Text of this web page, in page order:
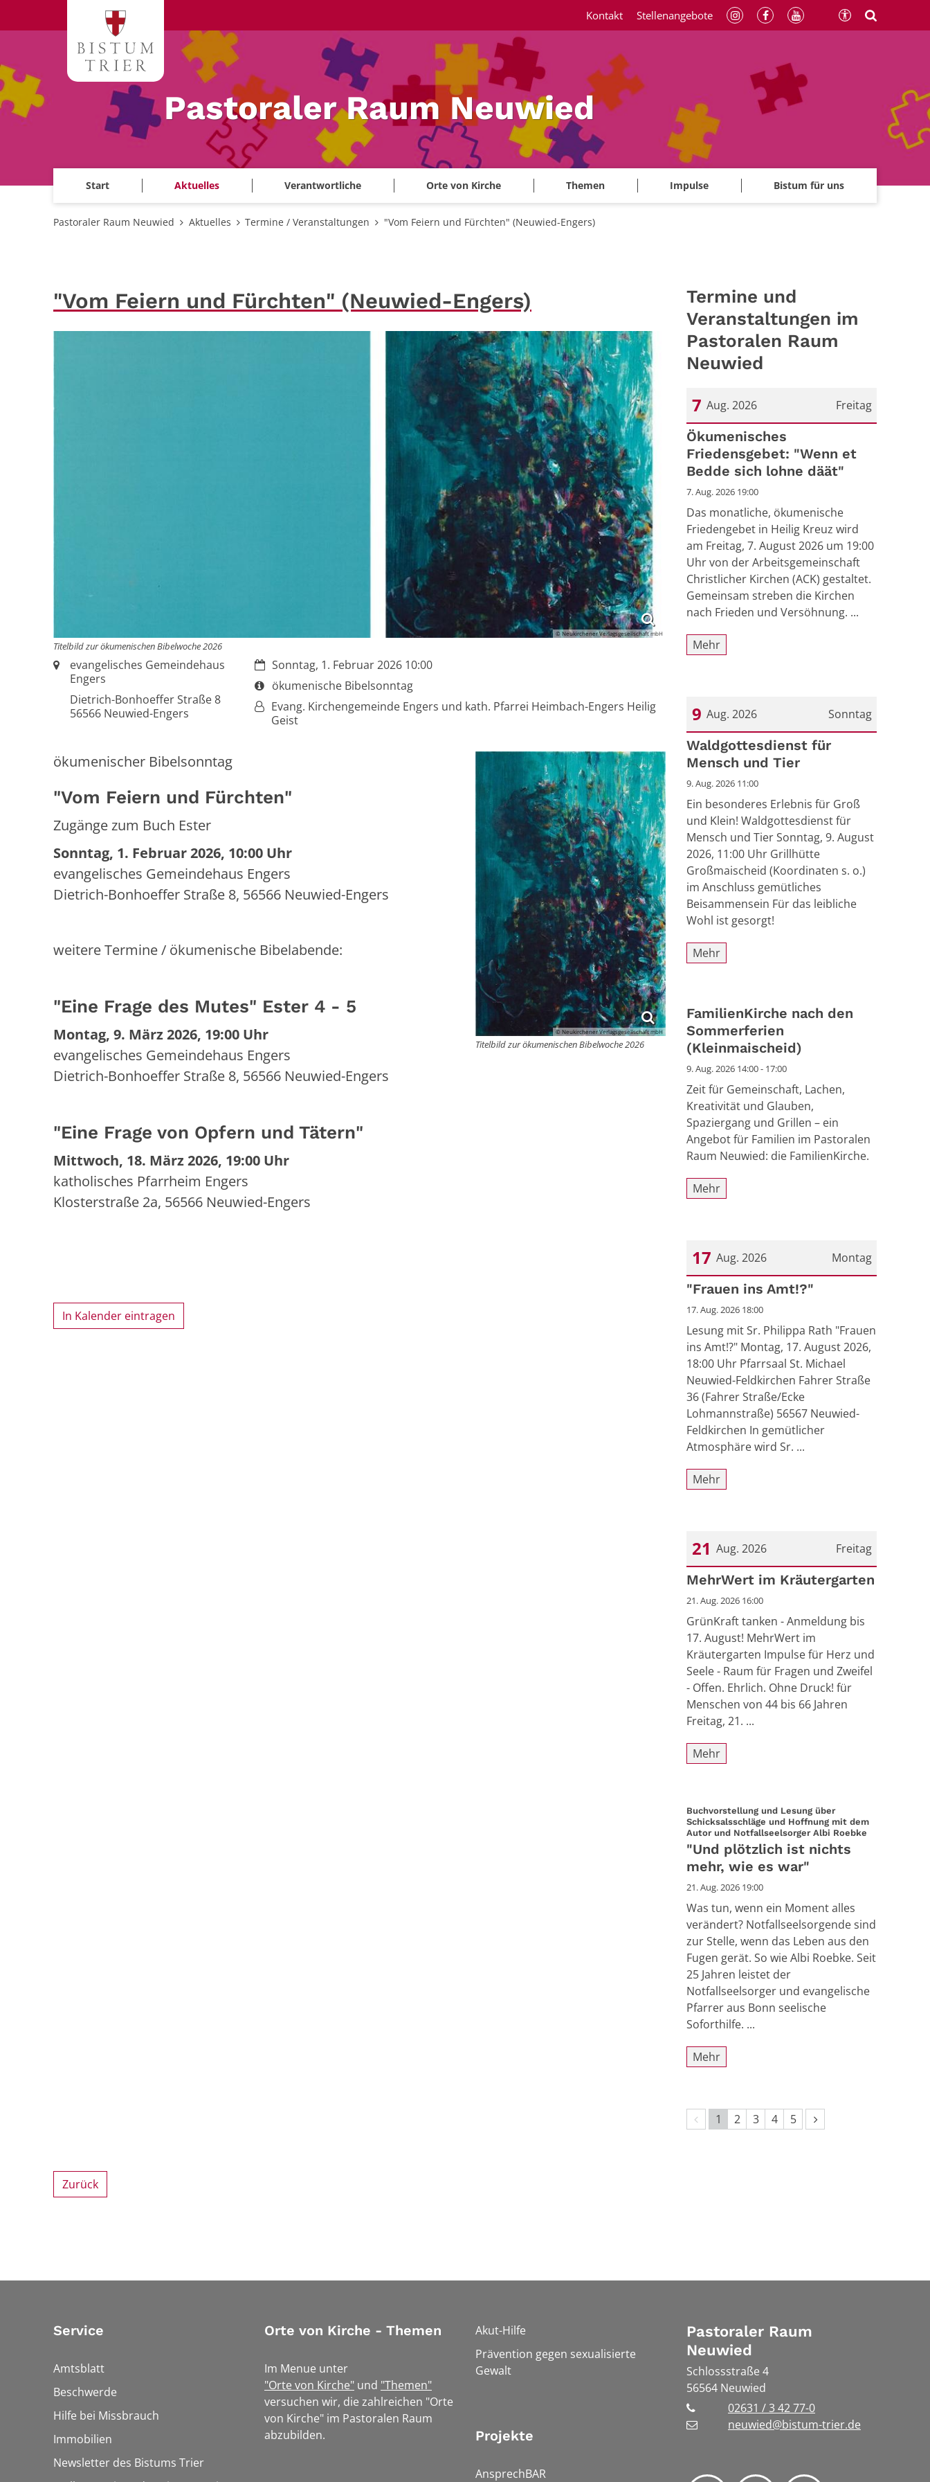
Pastoraler Raum Neuwied
Start Aktuelles Verantwortliche Orte von Kirche Themen Impulse Bistum für uns
Kontakt Stellenangebote
Pastoraler Raum Neuwied Aktuelles Termine / Veranstaltungen "Vom Feiern und Fürchten" (Neuwied-Engers)
"Vom Feiern und Fürchten" (Neuwied-Engers)
© Neukirchener Verlagsgesellschaft mbH
Titelbild zur ökumenischen Bibelwoche 2026
Datum:Sonntag, 1. Februar 2026 10:00
Art bzw. Nummer:
ökumenische Bibelsonntag
Von:Evang. Kirchengemeinde Engers und kath. Pfarrei Heimbach-Engers Heilig
Geist
Ort:evangelisches Gemeindehaus
Engers
Dietrich-Bonhoeffer Straße 8
56566 Neuwied-Engers
© Neukirchener Verlagsgesellschaft mbH
Titelbild zur ökumenischen Bibelwoche 2026
ökumenischer Bibelsonntag
"Vom Feiern und Fürchten"
Zugänge zum Buch Ester
Sonntag, 1. Februar 2026, 10:00 Uhr
evangelisches Gemeindehaus Engers
Dietrich-Bonhoeffer Straße 8, 56566 Neuwied-Engers
weitere Termine / ökumenische Bibelabende:
"Eine Frage des Mutes" Ester 4 - 5
Montag, 9. März 2026, 19:00 Uhr
evangelisches Gemeindehaus Engers
Dietrich-Bonhoeffer Straße 8, 56566 Neuwied-Engers
"Eine Frage von Opfern und Tätern"
Mittwoch, 18. März 2026, 19:00 Uhr
katholisches Pfarrheim Engers
Klosterstraße 2a, 56566 Neuwied-Engers
In Kalender eintragen
Termine und
Veranstaltungen im
Pastoralen Raum
Neuwied
Freitag
7 Aug. 2026
Datum: 7. August 2026
Ökumenisches
Friedensgebet: "Wenn et
Bedde sich lohne däät"
7. Aug. 2026 19:00
Das monatliche, ökumenische
Friedengebet in Heilig Kreuz wird
am Freitag, 7. August 2026 um 19:00
Uhr von der Arbeitsgemeinschaft
Christlicher Kirchen (ACK) gestaltet.
Gemeinsam streben die Kirchen
nach Frieden und Versöhnung. ...
Mehr
Sonntag
9 Aug. 2026
Datum: 9. August 2026
Waldgottesdienst für
Mensch und Tier
9. Aug. 2026 11:00
Ein besonderes Erlebnis für Groß
und Klein! Waldgottesdienst für
Mensch und Tier Sonntag, 9. August
2026, 11:00 Uhr Grillhütte
Großmaischeid (Koordinaten s. o.)
im Anschluss gemütliches
Beisammensein Für das leibliche
Wohl ist gesorgt!
Mehr
FamilienKirche nach den
Sommerferien
(Kleinmaischeid)
9. Aug. 2026 14:00 - 17:00
Zeit für Gemeinschaft, Lachen,
Kreativität und Glauben,
Spaziergang und Grillen – ein
Angebot für Familien im Pastoralen
Raum Neuwied: die FamilienKirche.
Mehr
Montag
17 Aug. 2026
Datum: 17. August 2026
"Frauen ins Amt!?"
17. Aug. 2026 18:00
Lesung mit Sr. Philippa Rath "Frauen
ins Amt!?" Montag, 17. August 2026,
18:00 Uhr Pfarrsaal St. Michael
Neuwied-Feldkirchen Fahrer Straße
36 (Fahrer Straße/Ecke
Lohmannstraße) 56567 Neuwied-
Feldkirchen In gemütlicher
Atmosphäre wird Sr. ...
Mehr
Freitag
21 Aug. 2026
Datum: 21. August 2026
MehrWert im Kräutergarten
21. Aug. 2026 16:00
GrünKraft tanken - Anmeldung bis
17. August! MehrWert im
Kräutergarten Impulse für Herz und
Seele - Raum für Fragen und Zweifel
- Offen. Ehrlich. Ohne Druck! für
Menschen von 44 bis 66 Jahren
Freitag, 21. ...
Mehr
Buchvorstellung und Lesung über
Schicksalsschläge und Hoffnung mit dem
Autor und Notfallseelsorger Albi Roebke
"Und plötzlich ist nichts
mehr, wie es war"
21. Aug. 2026 19:00
Was tun, wenn ein Moment alles
verändert? Notfallseelsorgende sind
zur Stelle, wenn das Leben aus den
Fugen gerät. So wie Albi Roebke. Seit
25 Jahren leistet der
Notfallseelsorger und evangelische
Pfarrer aus Bonn seelische
Soforthilfe. ...
Mehr
Vorherige Seite
1 2 3 4 5 Nächste Seite
Zurück
Service
Amtsblatt
Beschwerde
Hilfe bei Missbrauch
Immobilien
Newsletter des Bistums Trier
Orte von Kirche - Themen
Im Menue unter
"Orte von Kirche" und "Themen"
versuchen wir, die zahlreichen "Orte
von Kirche" im Pastoralen Raum
abzubilden.
Akut-Hilfe
Prävention gegen sexualisierte
Gewalt
Projekte
AnsprechBAR
Pastoraler Raum
Neuwied
Schlossstraße 4
56564 Neuwied
02631 / 3 42 77-0
neuwied@bistum-trier.de